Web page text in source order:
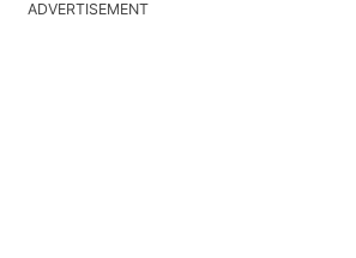
ADVERTISEMENT